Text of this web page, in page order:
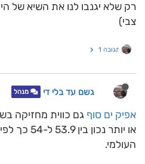
צבי)
תגובה 1
גשם עד בלי די מנהל
אפיק ים סוף גם כווית מחזיקה
או יותר
העולמי.